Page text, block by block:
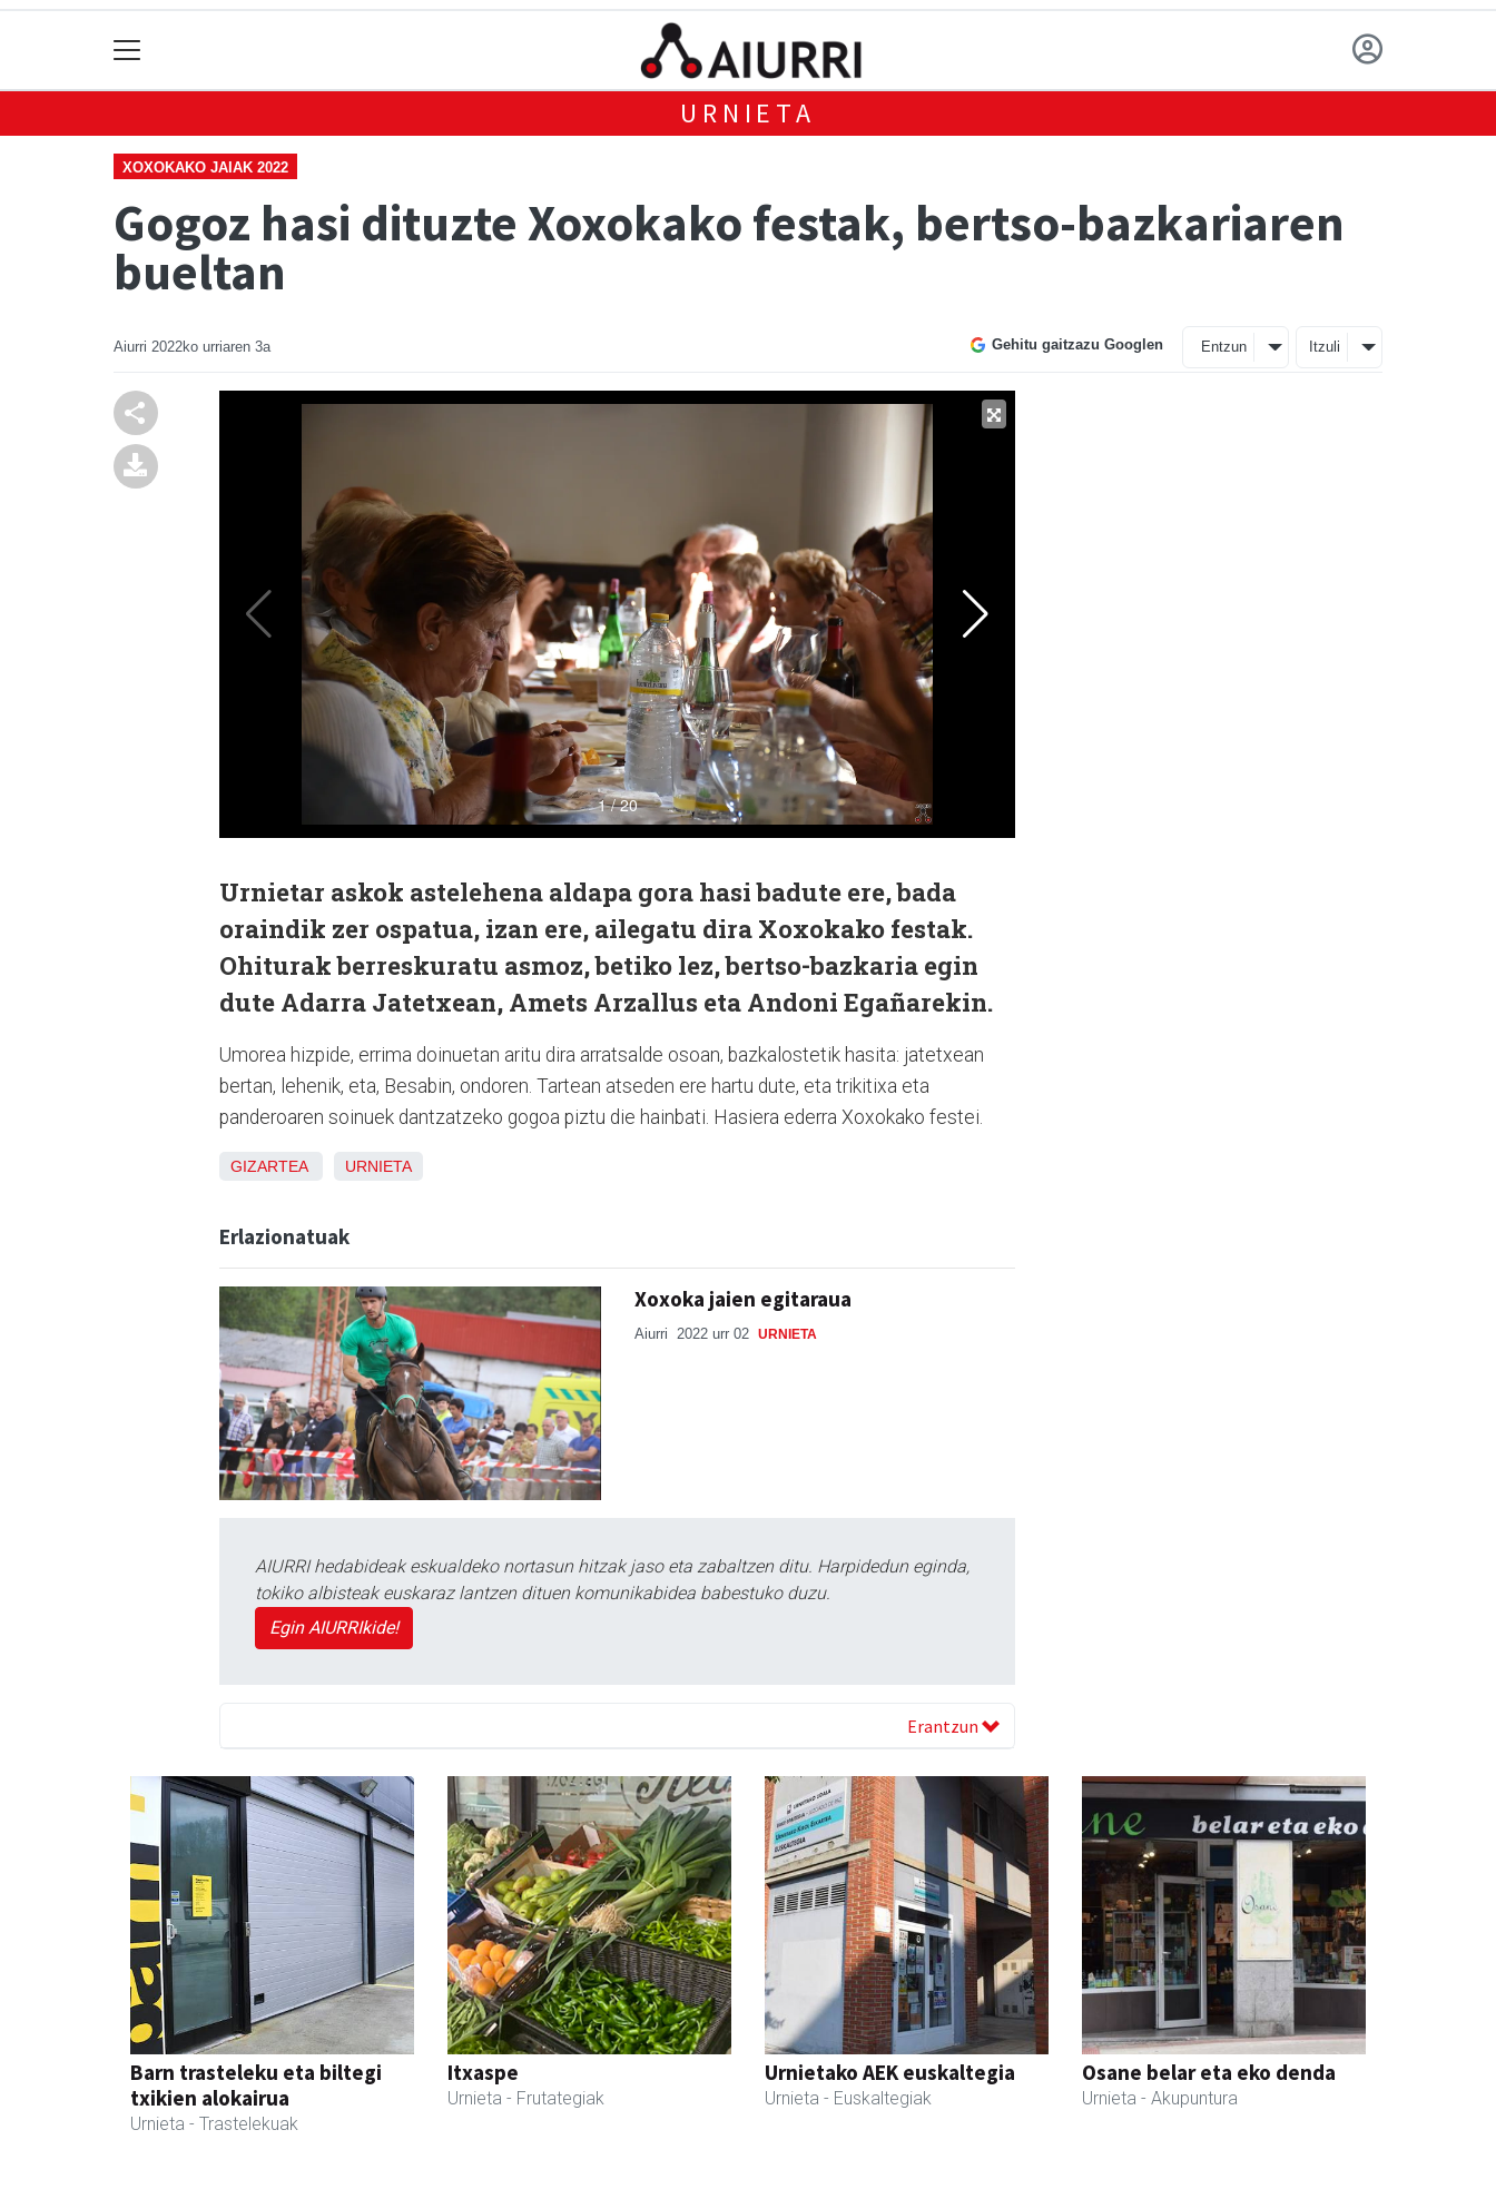
URNIETA
XOXOKAKO JAIAK 2022
Gogoz hasi dituzte Xoxokako festak, bertso-bazkariaren
bueltan
Aiurri 2022ko urriaren 3a Gehitu gaitzazu Googlen Entzun Itzuli
Urnietar askok astelehena aldapa gora hasi badute ere, bada
oraindik zer ospatua, izan ere, ailegatu dira Xoxokako festak.
Ohiturak berreskuratu asmoz, betiko lez, bertso-bazkaria egin
dute Adarra Jatetxean, Amets Arzallus eta Andoni Egañarekin.
Umorea hizpide, errima doinuetan aritu dira arratsalde osoan, bazkalostetik hasita: jatetxean
bertan, lehenik, eta, Besabin, ondoren. Tartean atseden ere hartu dute, eta trikitixa eta
panderoaren soinuek dantzatzeko gogoa piztu die hainbati. Hasiera ederra Xoxokako festei.
GIZARTEA URNIETA
Erlazionatuak
Xoxoka jaien egitaraua
Aiurri 2022 urr 02 URNIETA
AIURRI hedabideak eskualdeko nortasun hitzak jaso eta zabaltzen ditu. Harpidedun eginda,
tokiko albisteak euskaraz lantzen dituen komunikabidea babestuko duzu.
Egin AIURRIkide!
Erantzun
Barn trasteleku eta biltegi
txikien alokairua
Urnieta - Trastelekuak
Itxaspe
Urnieta - Frutategiak
Urnietako AEK euskaltegia
Urnieta - Euskaltegiak
Osane belar eta eko denda
Urnieta - Akupuntura